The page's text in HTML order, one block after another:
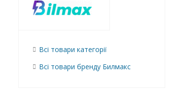
Всі товари категорії
Всі товари бренду Билмакс